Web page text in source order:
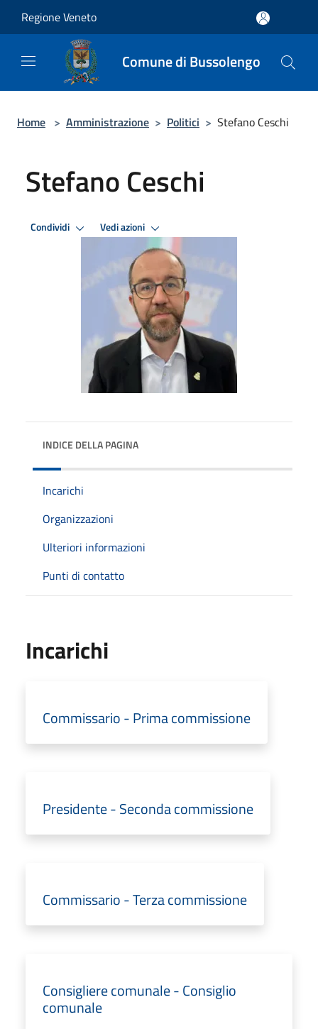
Regione Veneto
Comune di Bussolengo
Home > Amministrazione > Politici > Stefano Ceschi
Stefano Ceschi
Condividi Vedi azioni
INDICE DELLA PAGINA
Incarichi
Organizzazioni
Ulteriori informazioni
Punti di contatto
Incarichi
Commissario - Prima commissione
Presidente - Seconda commissione
Commissario - Terza commissione
Consigliere comunale - Consiglio
comunale